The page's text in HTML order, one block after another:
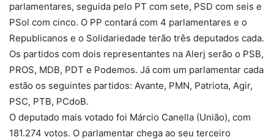
parlamentares, seguida pelo PT com sete, PSD com seis e
PSol com cinco. O PP contará com 4 parlamentares e o
Republicanos e o Solidariedade terão três deputados cada.
Os partidos com dois representantes na Alerj serão o PSB,
PROS, MDB, PDT e Podemos. Já com um parlamentar cada
estão os seguintes partidos: Avante, PMN, Patriota, Agir,
PSC, PTB, PCdoB.
O deputado mais votado foi Márcio Canella (União), com
181.274 votos. O parlamentar chega ao seu terceiro